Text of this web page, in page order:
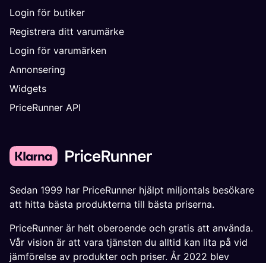
Login för butiker
Registrera ditt varumärke
Login för varumärken
Annonsering
Widgets
PriceRunner API
Sedan 1999 har PriceRunner hjälpt miljontals besökare
att hitta bästa produkterna till bästa priserna.
PriceRunner är helt oberoende och gratis att använda.
Vår vision är att vara tjänsten du alltid kan lita på vid
jämförelse av produkter och priser. År 2022 blev